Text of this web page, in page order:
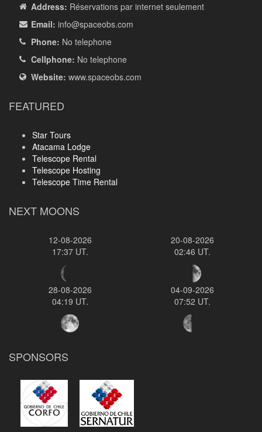
Address: Réservations par internet seulement
Email: info@spaceobs.com
Phone: No telephone
Cellphone: No telephone
Website: www.spaceobs.com
FEATURED
Star Tours
Atacama Lodge
Telescope Rental
Telescope Hosting
Telescope Time Rental
NEXT MOONS
12-08-2026
17:37 UT.
20-08-2026
02:46 UT.
28-08-2026
04:19 UT.
04-09-2026
07:52 UT.
SPONSORS